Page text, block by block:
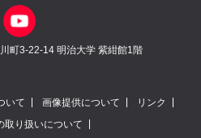
町3-22-14 明治大学 紫紺館1階
いて 画像提供について
リンク
取り扱いについて